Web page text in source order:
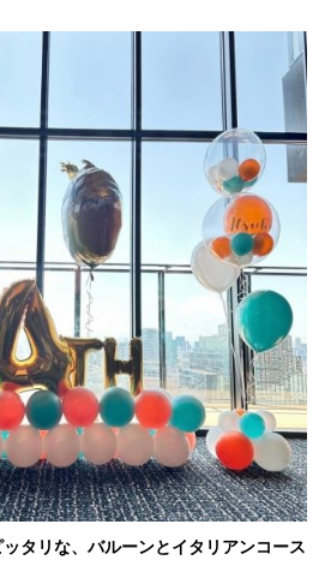
タリな、バルーンとイタリアンコース